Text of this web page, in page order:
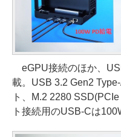
eGPU接続のほか、
載。USB 3.2 Gen2
ト、M.2 2280
ト接続用のUSB-Cは